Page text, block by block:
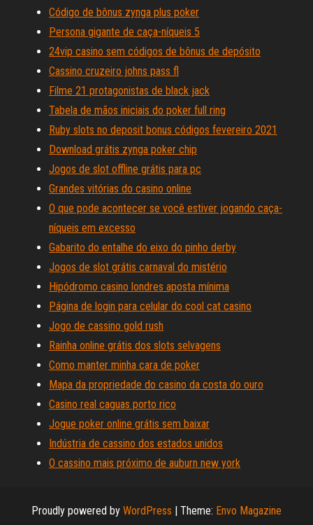
Código de bônus zynga plus poker
Persona gigante de caça-níqueis 5
24vip casino sem códigos de bônus de depósito
Cassino cruzeiro johns pass fl
Filme 21 protagonistas de black jack
Tabela de mãos iniciais do poker full ring
Ruby slots no deposit bonus códigos fevereiro 2021
Download grátis zynga poker chip
Jogos de slot offline grátis para pc
Grandes vitórias do casino online
O que pode acontecer se você estiver jogando caça-
níqueis em excesso
Gabarito do entalhe do eixo do pinho derby
Jogos de slot grátis carnaval do mistério
Hipódromo casino londres aposta mínima
Página de login para celular do cool cat casino
Jogo de cassino gold rush
Rainha online grátis dos slots selvagens
Como manter minha cara de poker
Mapa da propriedade do casino da costa do ouro
Casino real caguas porto rico
Jogue poker online grátis sem baixar
Indústria de cassino dos estados unidos
O cassino mais próximo de auburn new york
Proudly powered by WordPress | Theme: Envo Magazine